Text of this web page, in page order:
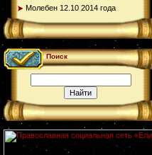
Молебен 12.10 2014 года
Поиск